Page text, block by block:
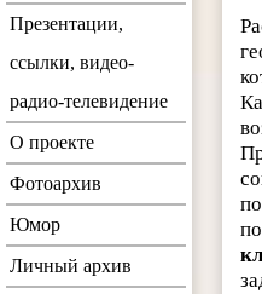
Презентации,
ссылки, видео-
радио-телевидение
О проекте
Фотоархив
Юмор
Личный архив